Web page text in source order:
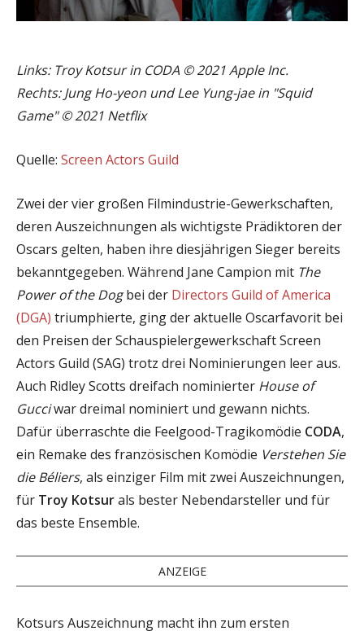
Links: Troy Kotsur in CODA © 2021 Apple Inc.
Rechts: Jung Ho-yeon und Lee Yung-jae in "Squid
Game" © 2021 Netflix
Quelle: Screen Actors Guild
Zwei der vier großen Filmindustrie-Gewerkschaften,
deren Auszeichnungen als wichtigste Prädiktoren der
Oscars gelten, haben ihre diesjährigen Sieger bereits
bekanntgegeben. Während Jane Campion mit The
Power of the Dogbei der Directors Guild of America
(DGA) triumphierte, ging der aktuelle Oscarfavorit bei
den Preisen der Schauspielergewerkschaft Screen
Actors Guild (SAG) trotz drei Nominierungen leer aus.
Auch Ridley Scotts dreifach nominierter House of
Gucciwar dreimal nominiert und gewann nichts.
Dafür überraschte die Feelgood-Tragikomödie CODA,
ein Remake des französischen Komödie Verstehen Sie
die Béliers, als einziger Film mit zwei Auszeichnungen,
für Troy Kotsurals bester Nebendarsteller und für
das beste Ensemble.
ANZEIGE
Kotsurs Auszeichnung macht ihn zum ersten